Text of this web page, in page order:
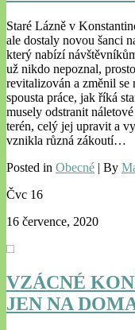
Staré Lázně v
ale dostaly novou šanci
který nabízí
už nikdo nepoznal,
revitalizován a změnil se
spousta práce, jak říká
musely odstranit
terén, celý jej upravit a
vznikla různá zákoutí…
Posted in Obecné | By
Čvc 16
16 července, 2020
VZÁCNÉ
JEN NA